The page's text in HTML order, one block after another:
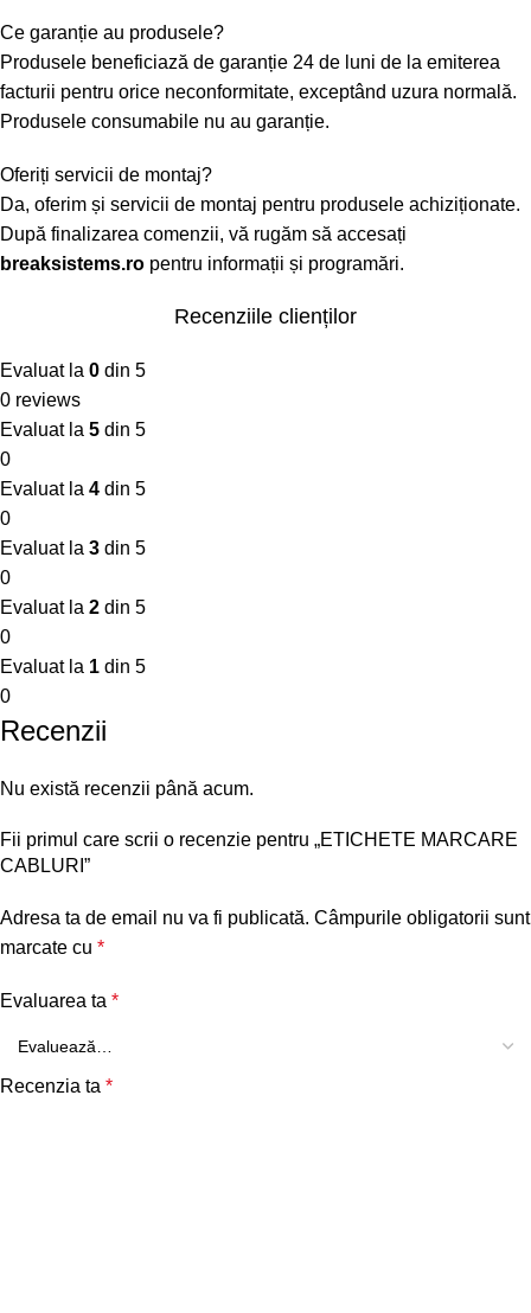
Ce garanție au produsele?
Produsele beneficiază de garanție 24 de luni de la emiterea
facturii pentru orice neconformitate, exceptând uzura normală.
Produsele consumabile nu au garanție.
Oferiți servicii de montaj?
Da, oferim și servicii de montaj pentru produsele achiziționate.
După finalizarea comenzii, vă rugăm să accesați
breaksistems.ro pentru informații și programări.
Recenziile clienților
Evaluat la 0 din 5
0 reviews
Evaluat la 5 din 5
0
Evaluat la 4 din 5
0
Evaluat la 3 din 5
0
Evaluat la 2 din 5
0
Evaluat la 1 din 5
0
Recenzii
Nu există recenzii până acum.
Fii primul care scrii o recenzie pentru „ETICHETE MARCARE
CABLURI”
Adresa ta de email nu va fi publicată. Câmpurile obligatorii sunt
marcate cu *
Evaluarea ta *
Recenzia ta *